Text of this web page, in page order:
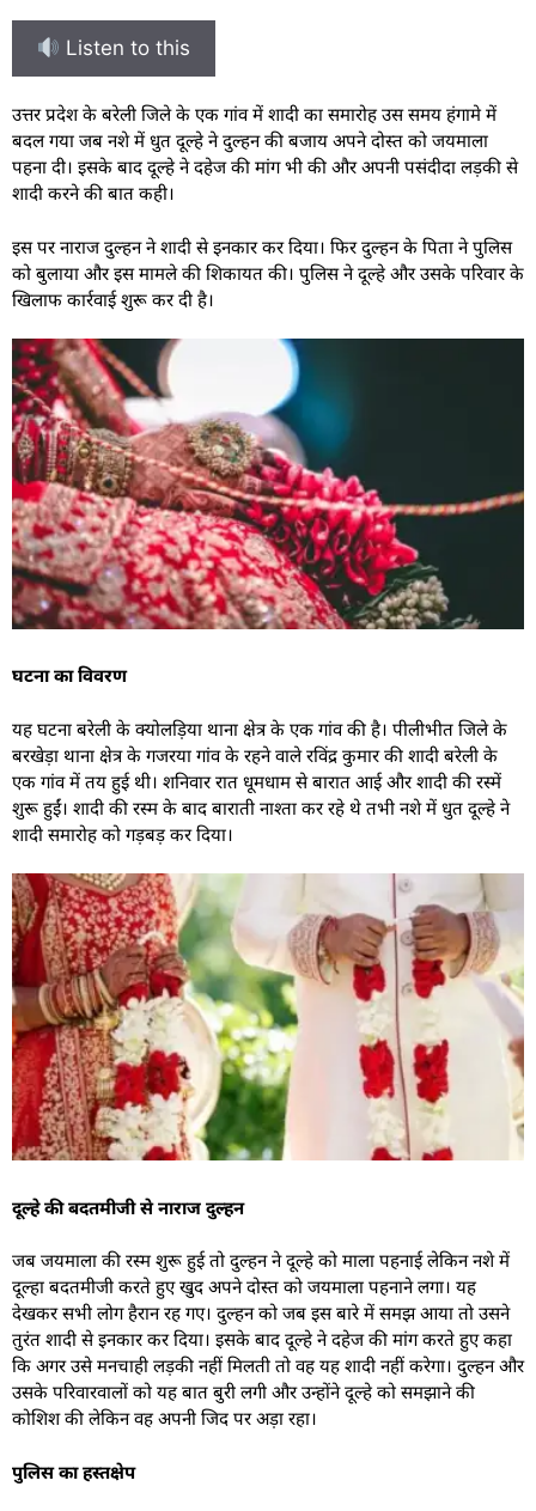
Listen to this
उत्तर प्रदेश के बरेली जिले के एक गांव में शादी का समारोह उस समय हंगामे में
बदल गया जब नशे में धुत दूल्हे ने दुल्हन की बजाय अपने दोस्त को जयमाला
पहना दी। इसके बाद दूल्हे ने दहेज की मांग भी की और अपनी पसंदीदा लड़की से
शादी करने की बात कही।
इस पर नाराज दुल्हन ने शादी से इनकार कर दिया। फिर दुल्हन के पिता ने पुलिस
को बुलाया और इस मामले की शिकायत की। पुलिस ने दूल्हे और उसके परिवार के
खिलाफ कार्रवाई शुरू कर दी है।
घटना का विवरण
यह घटना बरेली के क्योलड़िया थाना क्षेत्र के एक गांव की है। पीलीभीत जिले के
बरखेड़ा थाना क्षेत्र के गजरया गांव के रहने वाले रविंद्र कुमार की शादी बरेली के
एक गांव में तय हुई थी। शनिवार रात धूमधाम से बारात आई और शादी की रस्में
शुरू हुईं। शादी की रस्म के बाद बाराती नाश्ता कर रहे थे तभी नशे में धुत दूल्हे ने
शादी समारोह को गड़बड़ कर दिया।
दूल्हे की बदतमीजी से नाराज दुल्हन
जब जयमाला की रस्म शुरू हुई तो दुल्हन ने दूल्हे को माला पहनाई लेकिन नशे में
दूल्हा बदतमीजी करते हुए खुद अपने दोस्त को जयमाला पहनाने लगा। यह
देखकर सभी लोग हैरान रह गए। दुल्हन को जब इस बारे में समझ आया तो उसने
तुरंत शादी से इनकार कर दिया। इसके बाद दूल्हे ने दहेज की मांग करते हुए कहा
कि अगर उसे मनचाही लड़की नहीं मिलती तो वह यह शादी नहीं करेगा। दुल्हन और
उसके परिवारवालों को यह बात बुरी लगी और उन्होंने दूल्हे को समझाने की
कोशिश की लेकिन वह अपनी जिद पर अड़ा रहा।
पुलिस का हस्तक्षेप